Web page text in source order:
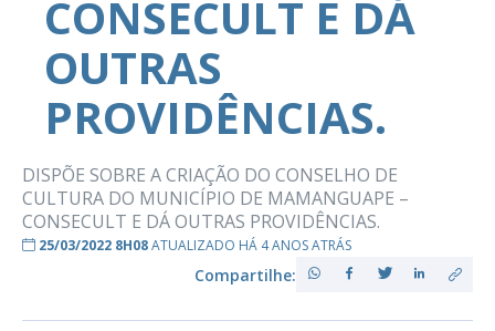
CONSECULT E DÁ
OUTRAS
PROVIDÊNCIAS.
DISPÕE SOBRE A CRIAÇÃO DO CONSELHO DE
CULTURA DO MUNICÍPIO DE MAMANGUAPE –
CONSECULT E DÁ OUTRAS PROVIDÊNCIAS.
25/03/2022 8H08ATUALIZADO HÁ 4 ANOS ATRÁS
Compartilhe: